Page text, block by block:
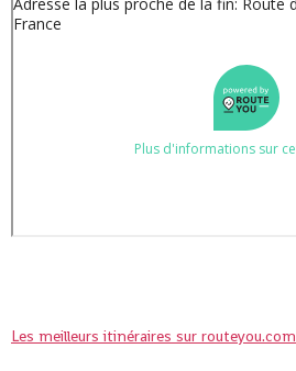
Les meilleurs itinéraires sur routeyou.com